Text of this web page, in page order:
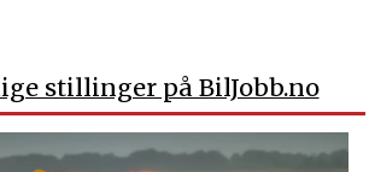
stillinger på BilJobb.no